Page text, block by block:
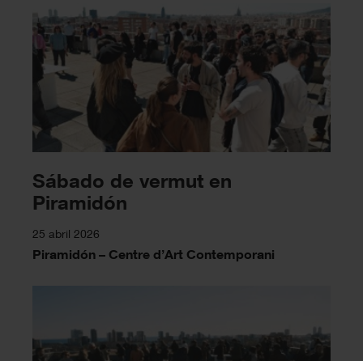
Sábado de vermut en
Piramidón
25 abril 2026
Piramidón – Centre d’Art Contemporani